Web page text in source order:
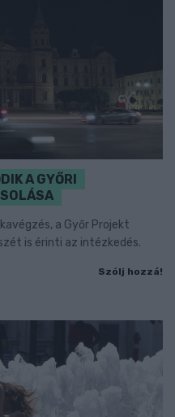
A GYŐRI
a Győr Projekt
is érinti az intézkedés.
Szólj hozzá!